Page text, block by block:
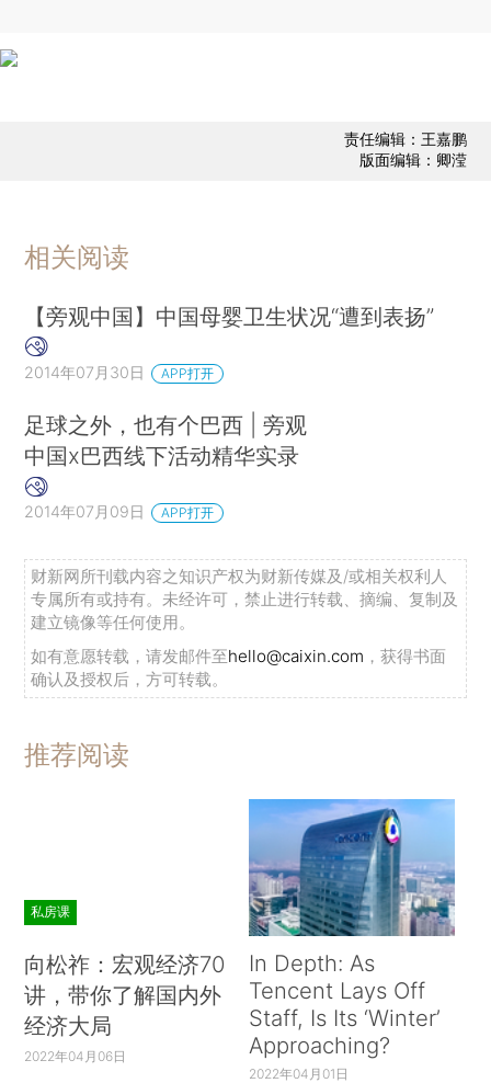
责任编辑：王嘉鹏
版面编辑：卿滢
相关阅读
【旁观中国】中国母婴卫生状况“遭到表扬”
2014年07月30日 APP打开
足球之外，也有个巴西 | 旁观
中国x巴西线下活动精华实录
2014年07月09日 APP打开
财新网所刊载内容之知识产权为财新传媒及/或相关权利人
专属所有或持有。未经许可，禁止进行转载、摘编、复制及
建立镜像等任何使用。
如有意愿转载，请发邮件至hello@caixin.com ，获得书面
确认及授权后，方可转载。
推荐阅读
私房课
向松祚：宏观经济70
讲，带你了解国内外
经济大局
2022年04月06日
In Depth: As
Tencent Lays Off
Staff, Is Its ‘Winter’
Approaching?
2022年04月01日